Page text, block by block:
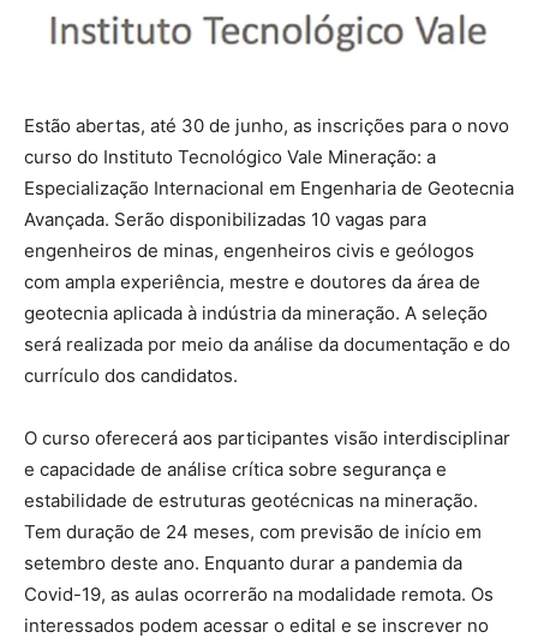
Estão abertas, até 30 de junho, as inscrições para o novo
curso do Instituto Tecnológico Vale Mineração: a
Especialização Internacional em Engenharia de Geotecnia
Avançada. Serão disponibilizadas 10 vagas para
engenheiros de minas, engenheiros civis e geólogos
com ampla experiência, mestre e doutores da área de
geotecnia aplicada à indústria da mineração. A seleção
será realizada por meio da análise da documentação e do
currículo dos candidatos.
O curso oferecerá aos participantes visão interdisciplinar
e capacidade de análise crítica sobre segurança e
estabilidade de estruturas geotécnicas na mineração.
Tem duração de 24 meses, com previsão de início em
setembro deste ano. Enquanto durar a pandemia da
Covid-19, as aulas ocorrerão na modalidade remota. Os
interessados podem acessar o edital e se inscrever no